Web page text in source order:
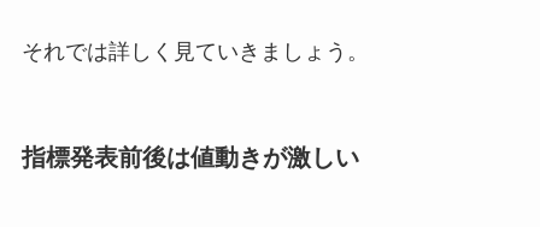
それでは詳しく見ていきましょう。
指標発表前後は値動きが激しい